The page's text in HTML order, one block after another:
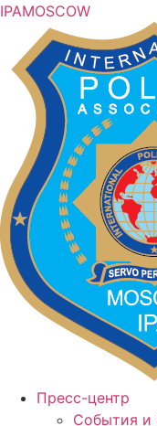
IPAMOSCOW
Пресс-центр
События